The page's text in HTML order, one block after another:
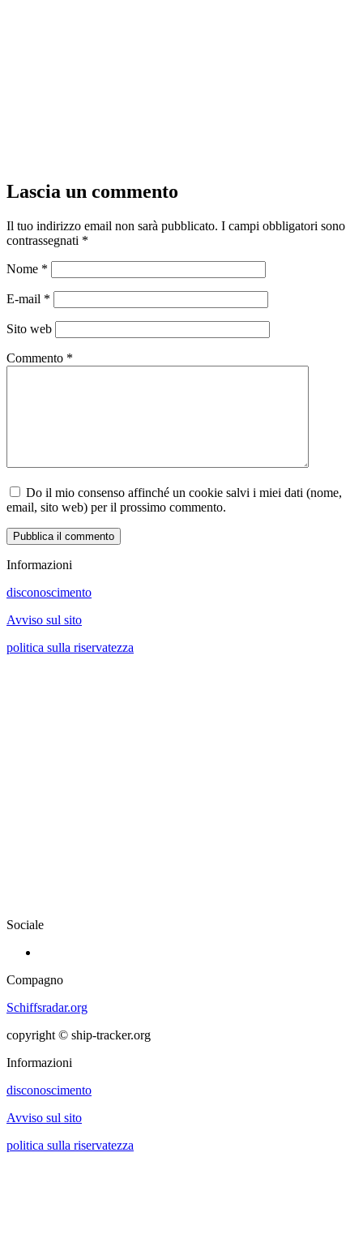
Lascia un commento
Il tuo indirizzo email non sarà pubblicato. I campi obbligatori sono
contrassegnati *
Nome *
E-mail *
Sito web
Commento *
Do il mio consenso affinché un cookie salvi i miei dati (nome,
email, sito web) per il prossimo commento.
Informazioni
disconoscimento
Avviso sul sito
politica sulla riservatezza
Sociale
Compagno
Schiffsradar.org
copyright © ship-tracker.org
Informazioni
disconoscimento
Avviso sul sito
politica sulla riservatezza